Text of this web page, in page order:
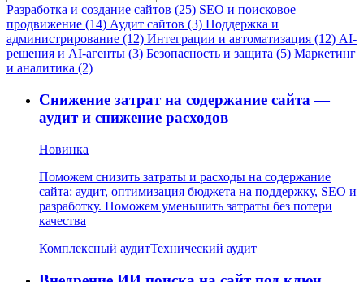
Разработка и создание сайтов (25) SEO и поисковое
продвижение (14) Аудит сайтов (3) Поддержка и
администрирование (12) Интеграции и автоматизация (12) AI-
решения и AI-агенты (3) Безопасность и защита (5) Маркетинг
и аналитика (2)
Снижение затрат на содержание сайта —
аудит и снижение расходов
Новинка
Поможем снизить затраты и расходы на содержание
сайта: аудит, оптимизация бюджета на поддержку, SEO и
разработку. Поможем уменьшить затраты без потери
качества
Комплексный аудитТехнический аудит